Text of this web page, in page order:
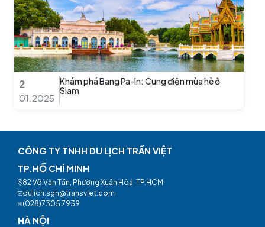
2
01.2025
Khám phá Bang Pa-In: Cung điện mùa hè ở
Siam
CÔNG TY TNHH DU LỊCH TRẦN VIỆT
TP.HỒ CHÍ MINH
82 Võ Văn Tần, Phường Xuân Hòa, TP.HCM
dulich.sgn@transviet.com
(028)7305 7939
HÀ NỘI